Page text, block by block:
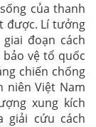
của thanh
được. Lí tưởng
đoạn cách
vệ tổ quốc
chiến chống
niên Việt Nam
xung kích
giải cứu cách